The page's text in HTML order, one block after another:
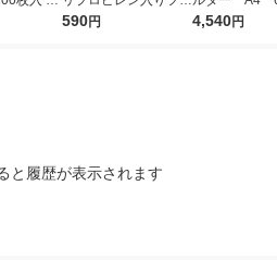
ァイル
イルボックス スタン
590円
エコノミー
4,540円
と履歴が表示されます